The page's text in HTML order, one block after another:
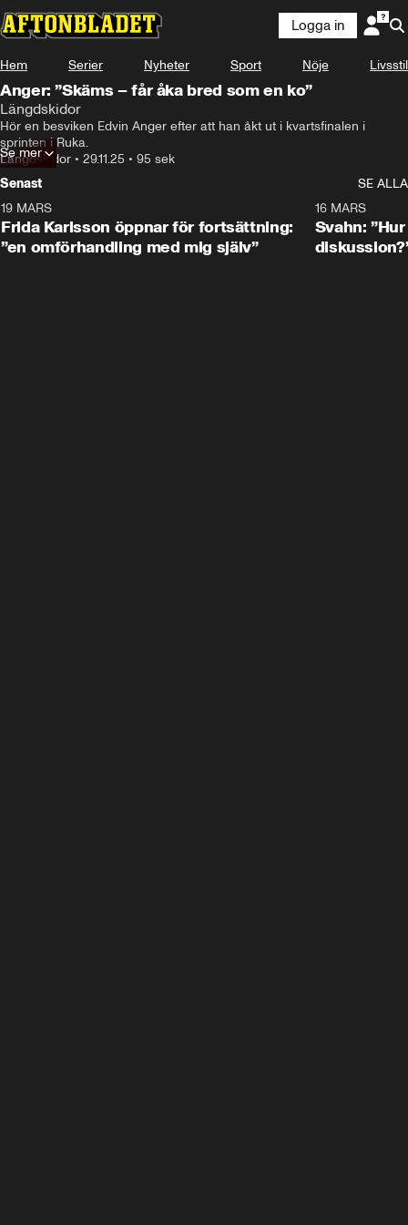
Logga in
Hem Serier Nyheter Sport Nöje Livsstil
Anger: ”Skäms – får åka bred som en ko”
Längdskidor
Hör en besviken Edvin Anger efter att han åkt ut i kvartsfinalen i
sprinten i Ruka.
Längdskidor • 29.11.25 • 95 sek
Se mer
Senast
SE ALLA
19 MARS
Frida Karlsson öppnar för fortsättning:
”en omförhandling med mig själv”
16 MARS
Svahn: